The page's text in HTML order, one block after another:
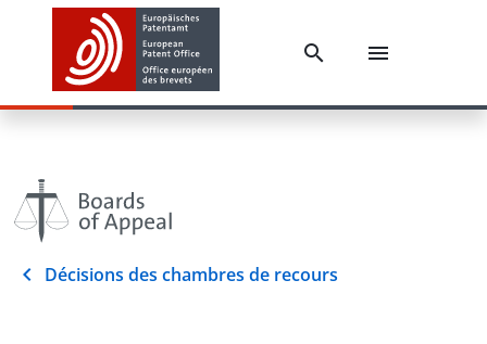
Décisions des chambres de recours